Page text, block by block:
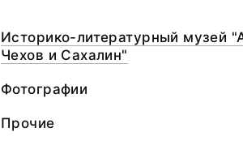
Историко-литературный музей
Чехов и Сахалин"
Фотографии
Прочие